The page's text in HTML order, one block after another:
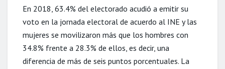
En 2018, 63.4% del electorado acudió a emitir su
voto en la jornada electoral de acuerdo al INE y las
mujeres se movilizaron más que los hombres con
34.8% frente a 28.3% de ellos, es decir, una
diferencia de más de seis puntos porcentuales. La